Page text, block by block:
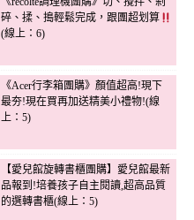
碎、揉、搗輕鬆完成，跟團超划算
(線上：6)
《Acer行李箱團購》顏值超高!現下
最夯!現在買再加送精美小禮物!(線
上：5)
【愛兒館旋轉書櫃團購】愛兒館最新
品報到!培養孩子自主閱讀,超高品質
的選轉書櫃(線上：5)